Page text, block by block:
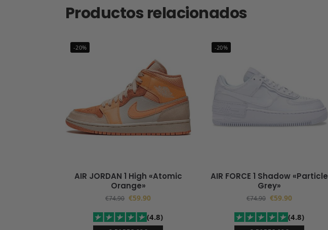
Productos relacionados
-20%
AIR JORDAN 1 High «Atomic
Orange»
€74.90 €59.90
(4.8)
-20%
AIR FORCE 1 Shadow «Particle
Grey»
€74.90 €59.90
(4.8)